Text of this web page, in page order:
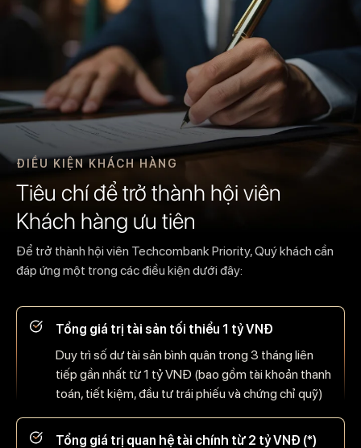
ĐIỀU KIỆN KHÁCH HÀNG
Tiêu chí để trở thành hội viên
Khách hàng ưu tiên
Để trở thành hội viên Techcombank Priority, Quý khách cần
đáp ứng một trong các điều kiện dưới đây:
Tổng giá trị tài sản tối thiểu 1 tỷ VNĐ
Duy trì số dư tài sản bình quân trong 3 tháng liên
tiếp gần nhất từ 1 tỷ VNĐ (bao gồm tài khoản thanh
toán, tiết kiệm, đầu tư trái phiếu và chứng chỉ quỹ)
Tổng giá trị quan hệ tài chính từ 2 tỷ VNĐ (*)